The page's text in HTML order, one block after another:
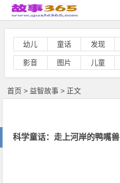
幼儿 童话 发现
影音 图片 儿童
首页 > 益智故事 > 正文
科学童话：走上河岸的鸭嘴兽